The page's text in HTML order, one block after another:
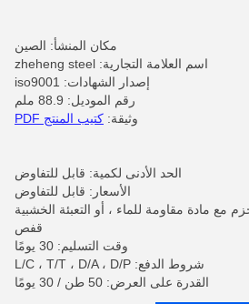
مكان المنشأ: الصين
اسم العلامة التجارية: zheheng steel
إصدار الشهادات: iso9001
رقم الموديل: 88.9 ملم
وثيقة: كتيب المنتج PDF
الحد الأدنى لكمية: قابل للتفاوض
الأسعار: قابل للتفاوض
مع مادة مقاومة للماء ، أو التعبئة الخشبية
قفص
وقت التسليم: 30 يومًا
شروط الدفع: L/C ، T/T ، D/A ، D/P
القدرة على العرض: 50 طن / 30 يومًا